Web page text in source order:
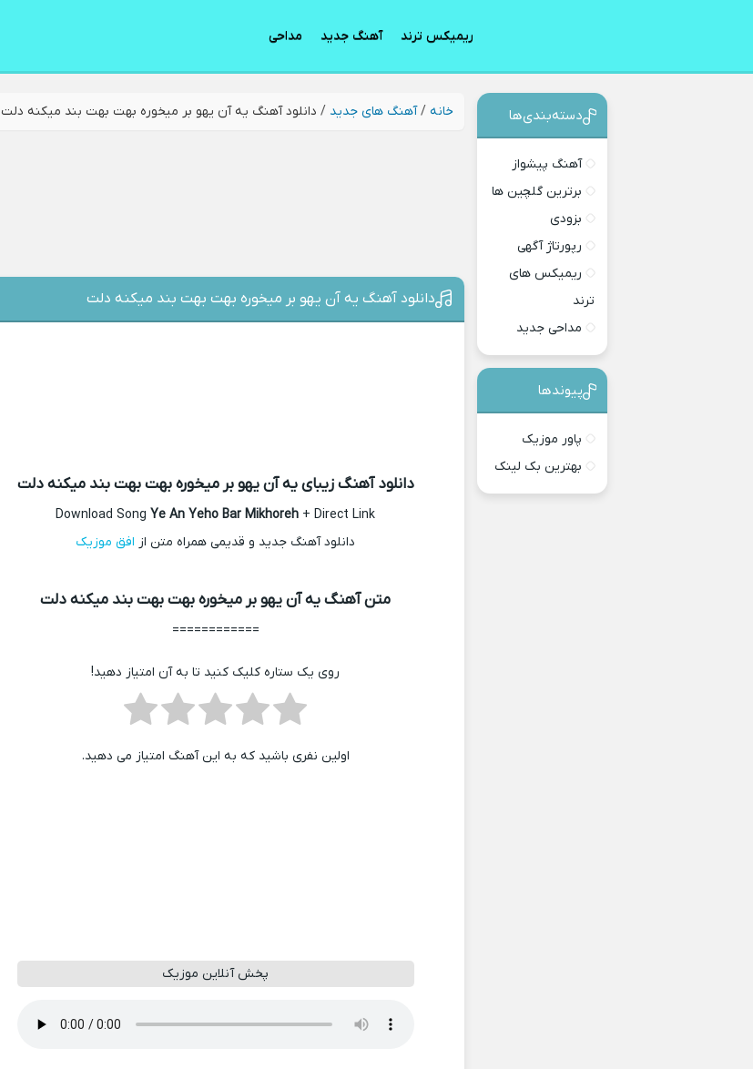
ریمیکس ترند آهنگ جدید مداحی
خانه /آهنگ های جدید / دانلود آهنگ یه آن یهو بر میخوره بهت بهت بند میکنه دلت
دانلود آهنگ یه آن یهو بر میخوره بهت بهت بند میکنه دلت
دانلود آهنگ زیبای یه آن یهو بر میخوره بهت بهت بند میکنه دلت
Download SongYe An Yeho Bar Mikhoreh + Direct Link
دانلود آهنگ جدید و قدیمی همراه متن از افق موزیک
متن آهنگ یه آن یهو بر میخوره بهت بهت بند میکنه دلت
============
روی یک ستاره کلیک کنید تا به آن امتیاز دهید!
اولین نفری باشید که به این آهنگ امتیاز می دهید.
پخش آنلاین موزیک
دسته‌بندی‎‌‌ها
آهنگ پیشواز
برترین گلچین ها
بزودی
رپورتاژ آگهی
ریمیکس های
ترند
مداحی جدید
پیوندها
پاور موزیک
بهترین بک لینک